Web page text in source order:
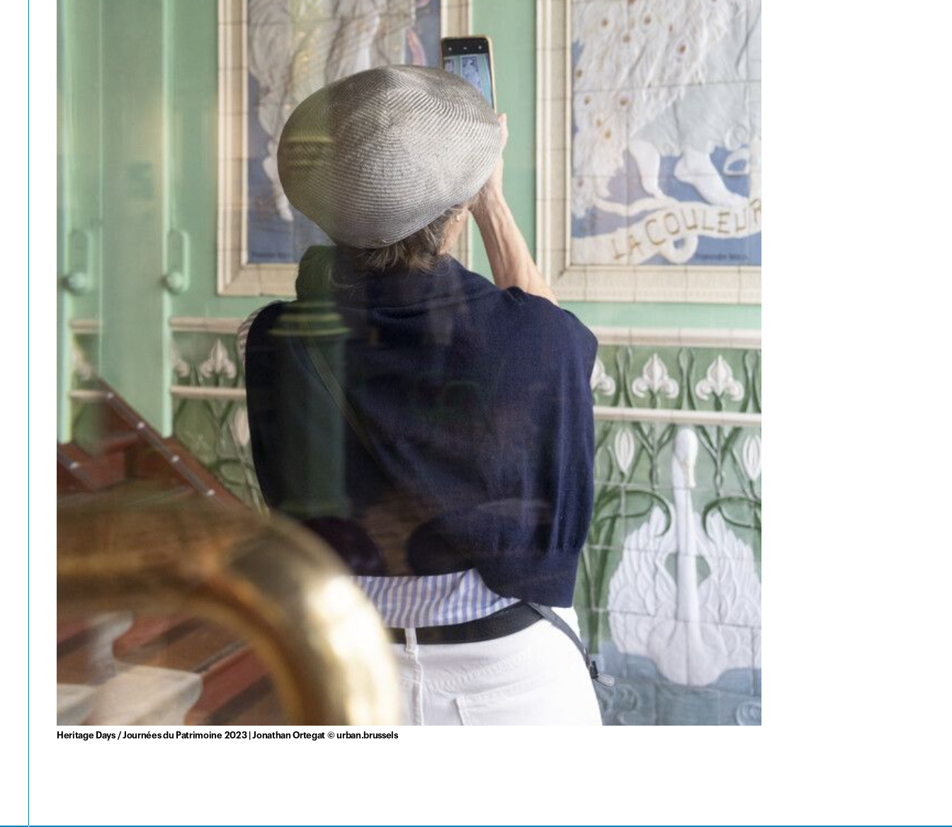
Heritage Days / Journées du Patrimoine 2023 | Jonathan Ortegat © urban.brussels